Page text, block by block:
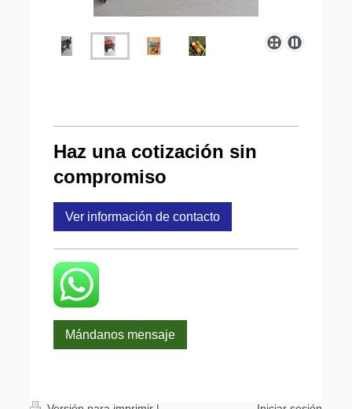
Haz una cotización sin
compromiso
Ver información de contacto
Mándanos mensaje